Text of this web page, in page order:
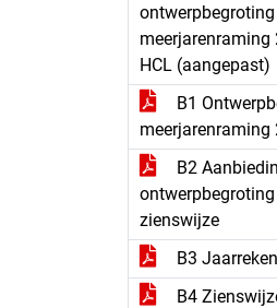
meerjarenraming
HCL (aangepast)
B1
meerjarenraming
B2
zienswijze
B3
B4